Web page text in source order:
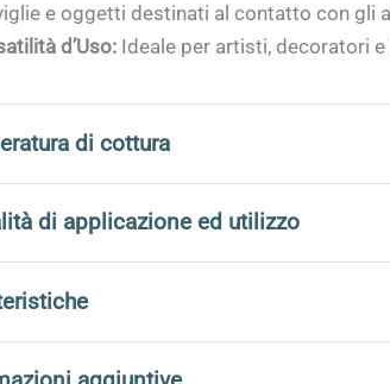
e oggetti destinati al contatto con gli
d’Uso: Ideale per artisti, decoratori
di cottura
risultati ottimali è fondamentale
gamma di temperatura permette una
il forno e di effettuare una
al meglio le qualità funzionali di
di applicazione ed utilizzo
tutti i tipi di decorazione con i seguenti
pronti per l’uso, senza preparazioni